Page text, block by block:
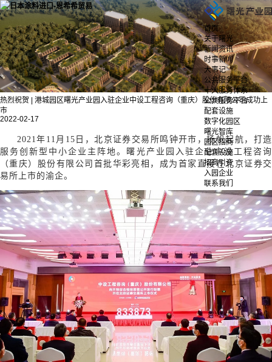
首页
关于曙光
新闻资讯
时事新闻
大事记
公共服务平台
十大服务体系
公共服务平台
配套设施
数字化园区
曙光智库
园区招商
配套设施
招商引资
入园企业
联系我们
热烈祝贺 | 港城园区曙光产业园入驻企业中设工程咨询（重庆）股份有限公司成功上
市
2022-02-17
2021年11月15日，北京证券交易所鸣钟开市，扬帆起航，打造
服务创新型中小企业主阵地。曙光产业园入驻企业中设工程咨询
（重庆）股份有限公司首批华彩亮相，成为首家直接在北京证券交
易所上市的渝企。